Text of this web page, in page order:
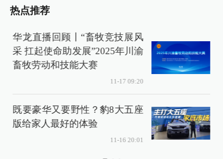
热点推荐
华龙直播回顾丨“畜牧竞技展风
采 扛起使命助发展”2025年川渝
畜牧劳动和技能大赛
11-17 09:20
既要豪华又要野性？豹8大五座
版给家人最好的体验
11-16 20:01